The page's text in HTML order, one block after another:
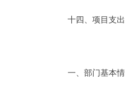
十四、项目支出
一、部门基本情